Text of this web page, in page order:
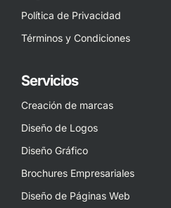
Política de Privacidad
Términos y Condiciones
Servicios
Creación de marcas
Diseño de Logos
Diseño Gráfico
Brochures Empresariales
Diseño de Páginas Web